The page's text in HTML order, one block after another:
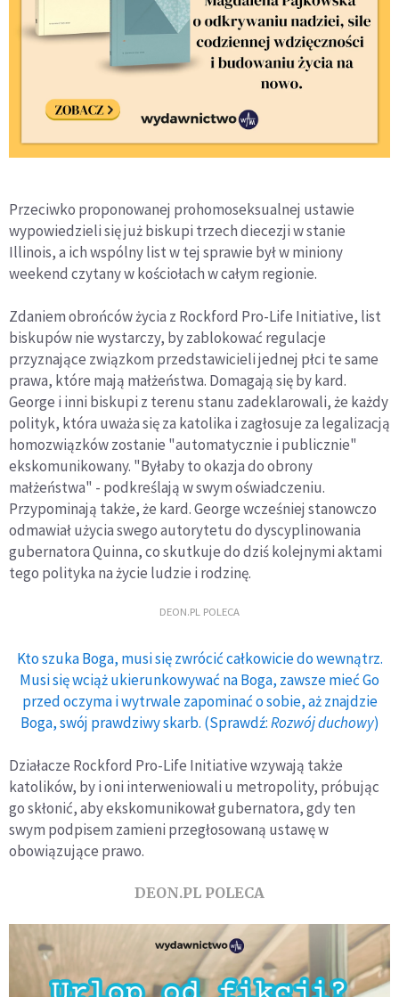
Przeciwko proponowanej prohomoseksualnej ustawie
wypowiedzieli się już biskupi trzech diecezji w stanie
Illinois, a ich wspólny list w tej sprawie był w miniony
weekend czytany w kościołach w całym regionie.
Zdaniem obrońców życia z Rockford Pro-Life Initiative, list
biskupów nie wystarczy, by zablokować regulacje
przyznające związkom przedstawicieli jednej płci te same
prawa, które mają małżeństwa. Domagają się by kard.
George i inni biskupi z terenu stanu zadeklarowali, że każdy
polityk, która uważa się za katolika i zagłosuje za legalizacją
homozwiązków zostanie "automatycznie i publicznie"
ekskomunikowany. "Byłaby to okazja do obrony
małżeństwa" - podkreślają w swym oświadczeniu.
Przypominają także, że kard. George wcześniej stanowczo
odmawiał użycia swego autorytetu do dyscyplinowania
gubernatora Quinna, co skutkuje do dziś kolejnymi aktami
tego polityka na życie ludzie i rodzinę.
DEON.PL POLECA
Kto szuka Boga, musi się zwrócić całkowicie do wewnątrz.
Musi się wciąż ukierunkowywać na Boga, zawsze mieć Go
przed oczyma i wytrwale zapominać o sobie, aż znajdzie
Boga, swój prawdziwy skarb. (Sprawdź:Rozwój duchowy)
Działacze Rockford Pro-Life Initiative wzywają także
katolików, by i oni interweniowali u metropolity, próbując
go skłonić, aby ekskomunikował gubernatora, gdy ten
swym podpisem zamieni przegłosowaną ustawę w
obowiązujące prawo.
DEON.PL POLECA